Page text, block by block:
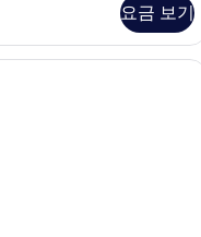
요금 보기
스탠다드룸 | 객실 내 금고, 책상,